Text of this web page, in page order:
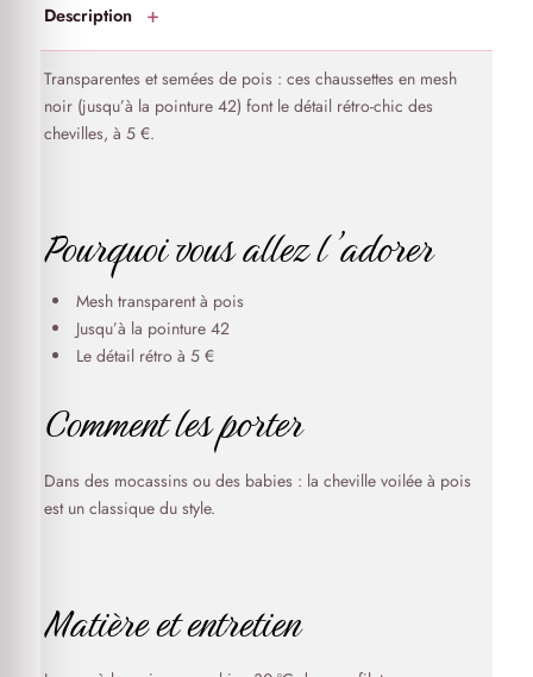
Description
Transparentes et semées de pois : ces chaussettes en mesh
noir (jusqu’à la pointure 42) font le détail rétro-chic des
chevilles, à 5 €.
Pourquoi vous allez l’adorer
Mesh transparent à pois
Jusqu’à la pointure 42
Le détail rétro à 5 €
Comment les porter
Dans des mocassins ou des babies : la cheville voilée à pois
est un classique du style.
Matière et entretien